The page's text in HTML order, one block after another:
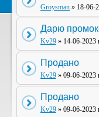
Groysman » 18-06-
Дарю
Kv29 » 14-06-2023
Продано
Kv29 » 09-06-2023
Продано
Kv29 » 09-06-2023